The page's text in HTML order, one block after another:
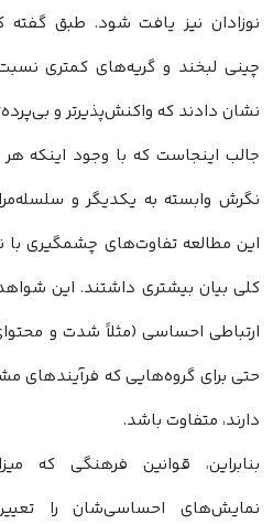
نوزادان نیز یافت شود. طبق گفته‌
چینی لبخند و گریه‌های کمتری نسبت
نشان دادند که واکنش‌پذیرتر و
جالب اینجاست که با وجود اینکه هر
نگرش وابسته به یکدیگر و
این مطالعه تفاوت‌های چشمگیری با
کلی بیان بیشتری داشتند. این
ارتباطی احساسی (مثلاً شدت و
حتی برای گروه‌هایی که
دارند، متفاوت باشد.
بنابراین، قوانین فرهنگی که
نمایش‌های احساسی‌شان را